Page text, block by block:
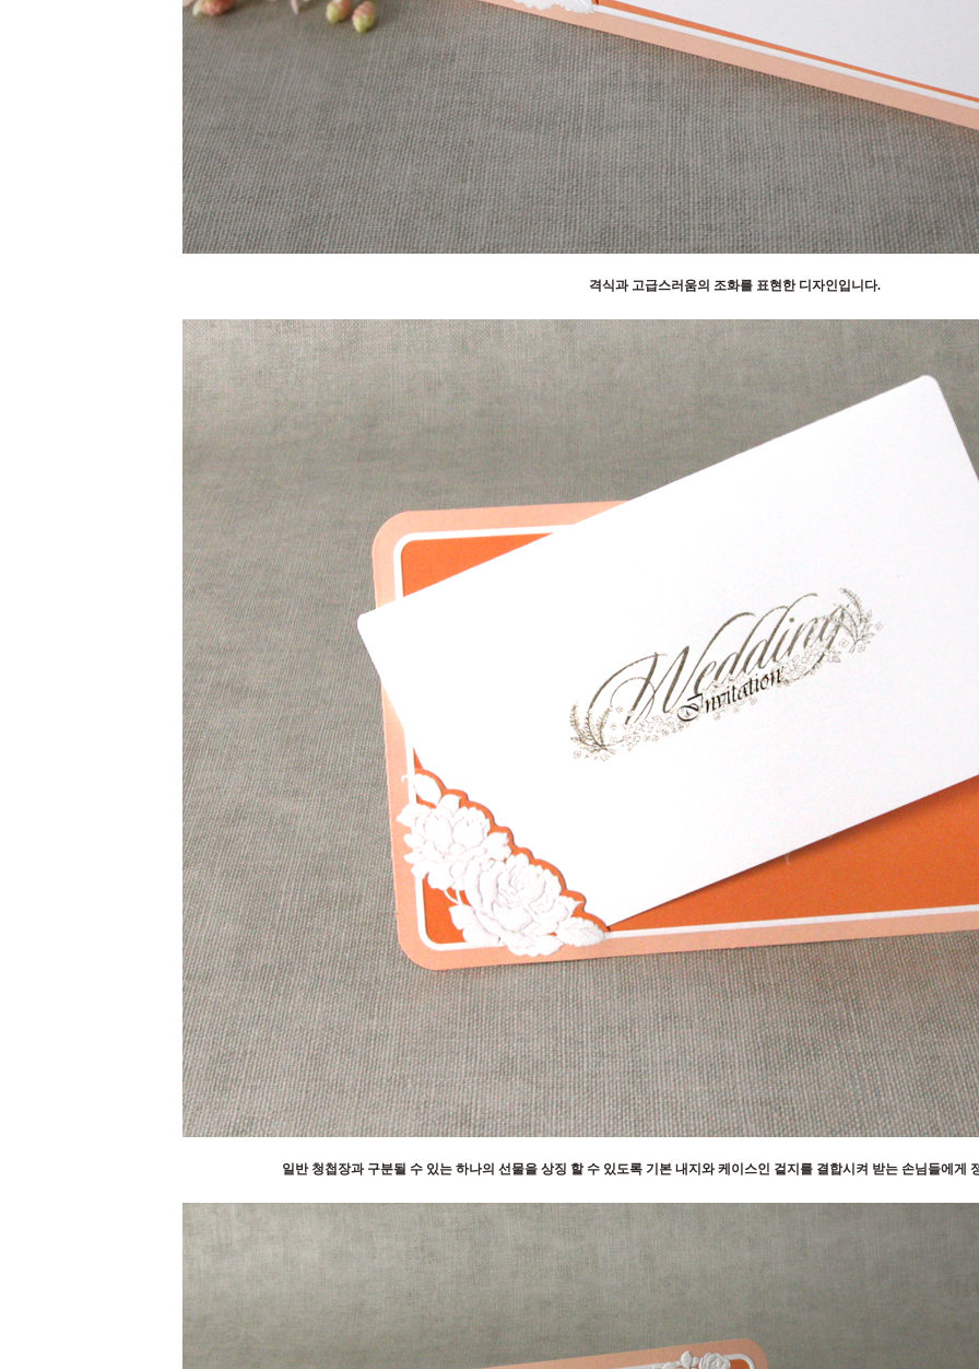
격식과 고급스러움의 조화를 표현한 디자인입니다.
일반 청첩장과 구분될 수 있는 하나의 선물을 상징 할 수 있도록 기본 내지와 케이스인 겉지를 결합시켜 받는 손님들에게